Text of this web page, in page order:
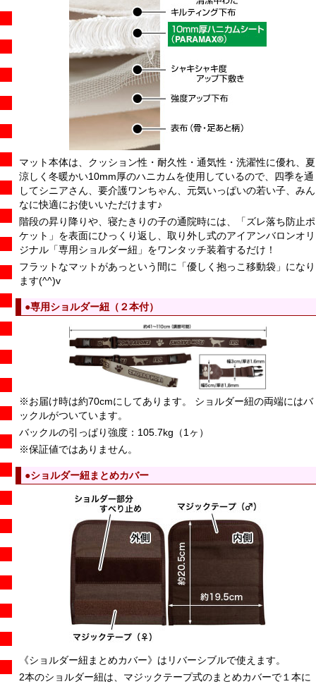
マット本体は、クッション性・耐久性・通気性・洗濯性に優れ、夏
涼しく冬暖かい10mm厚のハニカムを使用しているので、四季を通
してシニアさん、要介護ワンちゃん、元気いっぱいの若い子、みん
なに快適にお使いいただけます♪
階段の昇り降りや、寝たきりの子の通院時には、「ズレ落ち防止ポ
ケット」を表面にひっくり返し、取り外し式のアイアンバロンオリ
ジナル「専用ショルダー紐」をワンタッチ装着するだけ！
フラットなマットがあっという間に「優しく抱っこ移動袋」になり
ます(^^)v
●専用ショルダー紐（２本付）
※お届け時は約70cmにしてあります。 ショルダー紐の両端にはバ
ックルがついています。
バックルの引っぱり強度：105.7kg（1ヶ）
※保証値ではありません。
●ショルダー紐まとめカバー
《ショルダー紐まとめカバー》はリバーシブルで使えます。
2本のショルダー紐は、マジックテープ式のまとめカバーで１本に